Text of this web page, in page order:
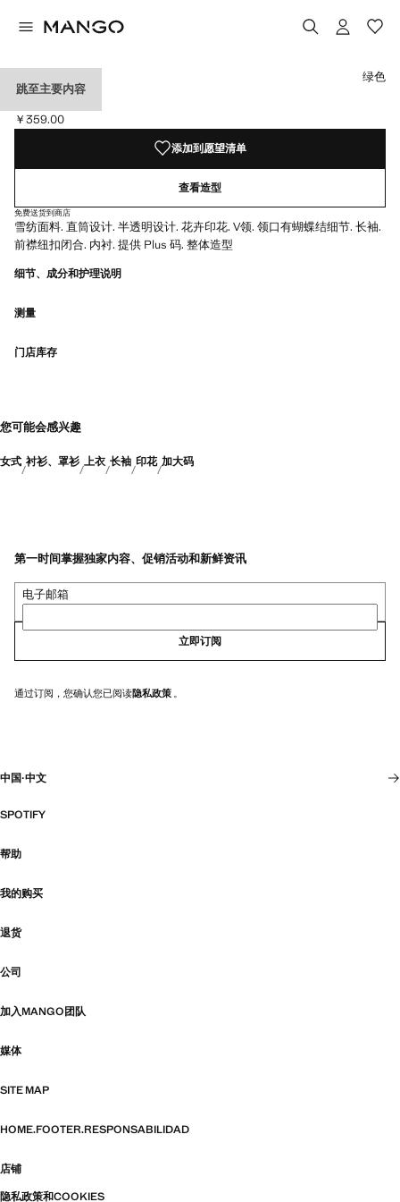
跳至主要内容
花朵系带衬衫
当前价格 [￥359.00 ]
￥359.00
选择颜色
绿色
添加到愿望清单
查看造型
免费送货到商店
雪纺面料. 直筒设计. 半透明设计. 花卉印花. V领. 领口有蝴蝶结细节. 长袖.
前襟纽扣闭合. 内衬. 提供 Plus 码. 整体造型
细节、成分和护理说明
测量
门店库存
您可能会感兴趣
女式 衬衫、罩衫 上衣 长袖 印花 加大码
第一时间掌握独家内容、促销活动和新鲜资讯
电子邮箱
立即订阅
通过订阅，您确认您已阅读隐私政策
中国·中文
SPOTIFY
帮助
我的购买
退货
公司
加入MANGO团队
媒体
SITE MAP
HOME.FOOTER.RESPONSABILIDAD
店铺
隐私政策和COOKIES